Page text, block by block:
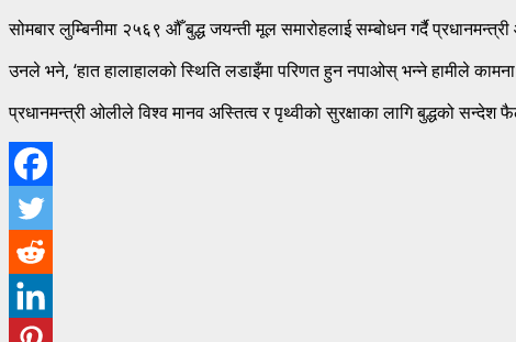
सोमबार लुम्बिनीमा २५६९ औँ बुद्ध जयन्ती मूल समारोहलाई सम्बोधन गर्दै
उनले भने, ‘हात हालाहालको स्थिति लडाइँमा परिणत हुन नपाओस् भन्ने हामीले
प्रधानमन्त्री ओलीले विश्व मानव अस्तित्व र पृथ्वीको सुरक्षाका लागि बुद्धको